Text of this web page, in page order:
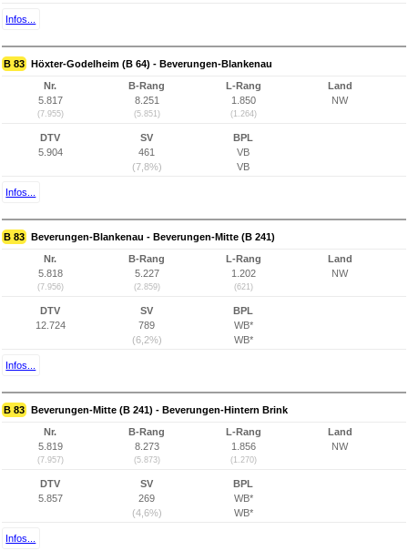
Infos...
B 83 Höxter-Godelheim (B 64) - Beverungen-Blankenau
Nr.
5.817
(7.955)
B-Rang
8.251
(5.851)
L-Rang
1.850
(1.264)
Land
NW
DTV
5.904
SV
461
(7,8%)
BPL
VB
VB
Infos...
B 83 Beverungen-Blankenau - Beverungen-Mitte (B 241)
Nr.
5.818
(7.956)
B-Rang
5.227
(2.859)
L-Rang
1.202
(621)
Land
NW
DTV
12.724
SV
789
(6,2%)
BPL
WB*
WB*
Infos...
B 83 Beverungen-Mitte (B 241) - Beverungen-Hintern Brink
Nr.
5.819
(7.957)
B-Rang
8.273
(5.873)
L-Rang
1.856
(1.270)
Land
NW
DTV
5.857
SV
269
(4,6%)
BPL
WB*
WB*
Infos...